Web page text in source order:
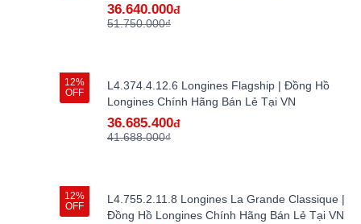
36.640.000đ
51.750.000₫
12%
OFF
L4.374.4.12.6 Longines Flagship | Đồng Hồ
Longines Chính Hãng Bán Lẻ Tại VN
36.685.400đ
41.688.000₫
12%
OFF
L4.755.2.11.8 Longines La Grande Classique |
Đồng Hồ Longines Chính Hãng Bán Lẻ Tại VN